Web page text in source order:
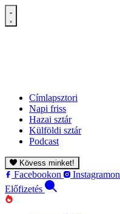
Címlapsztori
Napi friss
Hazai sztár
Külföldi sztár
Podcast
Kövess minket!
Facebookon Instagramon
Előfizetés